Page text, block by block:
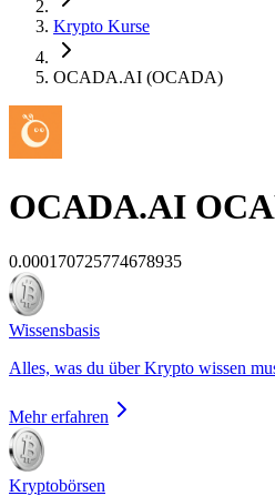
Krypto Kurse
OCADA.AI (OCADA)
OCADA.AI
0.000170725774678935
Wissensbasis
Alles, was du über Krypto wissen
Mehr erfahren
Kryptobörsen